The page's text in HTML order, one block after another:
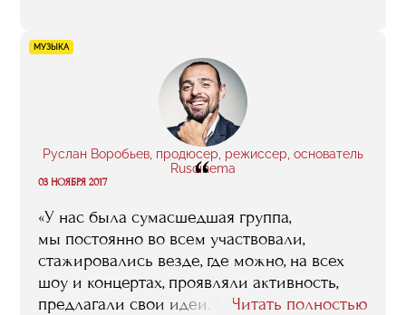
профессиональная тусовка, которая очень
сильно помогает и облегчает жизнь
по многим вопросам».
МУЗЫКА
Руслан Воробьев, продюсер, режиссер, основатель
Ruscinema
“
03 НОЯБРЯ 2017
«У нас была сумасшедшая группа,
мы постоянно во всем участвовали,
стажировались везде, где можно, на всех
шоу и концертах, проявляли активность,
предлагали свои идеи. Так я близко
Читать полностью